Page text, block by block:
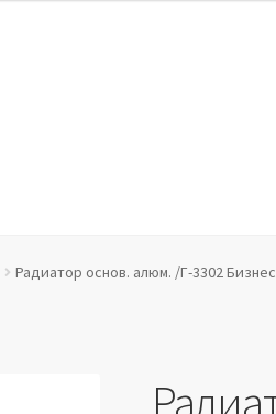
данных Производители
Радиатор основ. алюм. /Г-3302